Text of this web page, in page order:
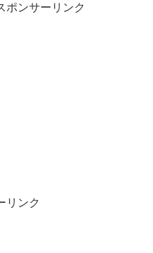
ポンサーリンク
リンク